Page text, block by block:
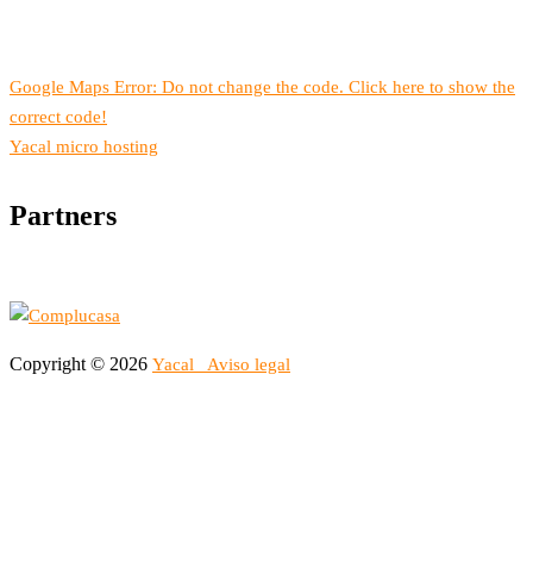
Google Maps Error: Do not change the code. Click here to show the
correct code!
Yacal micro hosting
Partners
Copyright © 2026 Yacal Aviso legal